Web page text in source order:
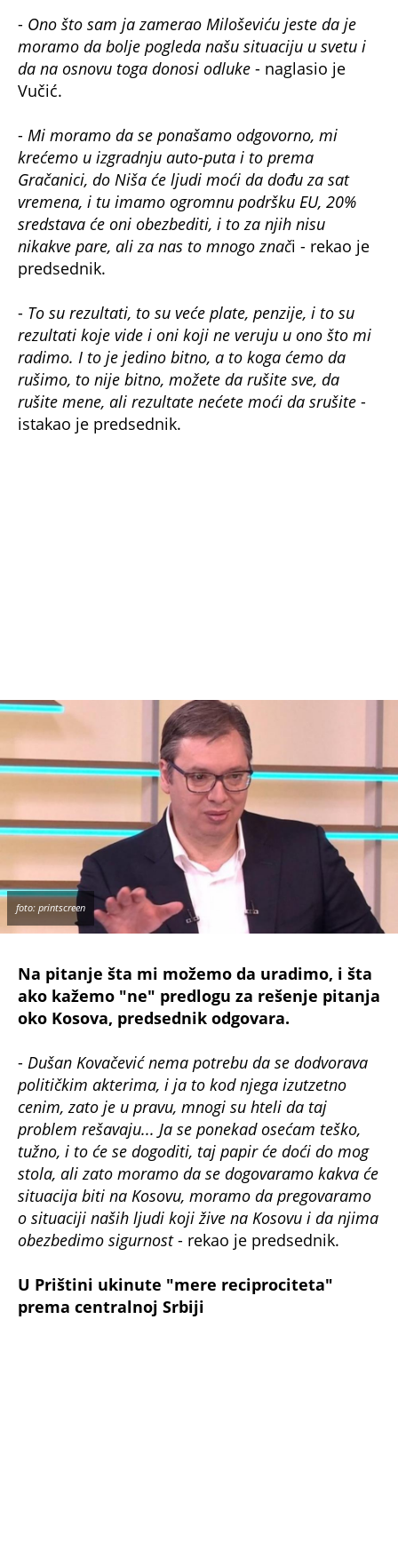
- Ono što sam ja zamerao Miloševiću jeste da je
moramo da bolje pogleda našu situaciju u svetu i
da na osnovu toga donosi odluke - naglasio je
Vučić.
- Mi moramo da se ponašamo odgovorno, mi
krećemo u izgradnju auto-puta i to prema
Gračanici, do Niša će ljudi moći da dođu za sat
vremena, i tu imamo ogromnu podršku EU, 20%
sredstava će oni obezbediti, i to za njih nisu
nikakve pare, ali za nas to mnogo znači - rekao je
predsednik.
- To su rezultati, to su veće plate, penzije, i to su
rezultati koje vide i oni koji ne veruju u ono što mi
radimo. I to je jedino bitno, a to koga ćemo da
rušimo, to nije bitno, možete da rušite sve, da
rušite mene, ali rezultate nećete moći da srušite -
istakao je predsednik.
foto: printscreen
Na pitanje šta mi možemo da uradimo, i šta
ako kažemo "ne" predlogu za rešenje pitanja
oko Kosova, predsednik odgovara.
- Dušan Kovačević nema potrebu da se dodvorava
političkim akterima, i ja to kod njega izutzetno
cenim, zato je u pravu, mnogi su hteli da taj
problem rešavaju... Ja se ponekad osećam teško,
tužno, i to će se dogoditi, taj papir će doći do mog
stola, ali zato moramo da se dogovaramo kakva će
situacija biti na Kosovu, moramo da pregovaramo
o situaciji naših ljudi koji žive na Kosovu i da njima
obezbedimo sigurnost- rekao je predsednik.
U Prištini ukinute "mere reciprociteta"
prema centralnoj Srbiji